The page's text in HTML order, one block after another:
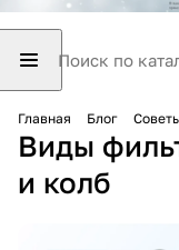
Главная Блог
Виды
и колб